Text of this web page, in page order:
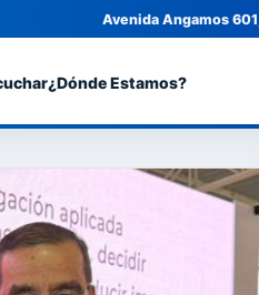
Avenida Angamos
¿Dónde Estamos?